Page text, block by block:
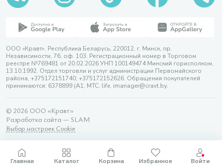
ООО «Кравт». Республика Беларусь, 220012, г. Минск, пр.
Независимости, 76, оф. 103. Регистрационный номер в Торговом
реестре №769481 от 20.02.2026 УНП 100149474 Минский горисполком,
13.10.1992. Отдел торговли и услуг администрации Первомайского
района, +375172151740; +375172152626. Обращения покупателей
принимаются: 6378899 (А1, МТС, life, imanager@cravt.by.
© 2026 ООО «Кравт»
Разработка сайта — SLAM
Выбор настроек Cookie
Главная Каталог Корзина Избранное Войти